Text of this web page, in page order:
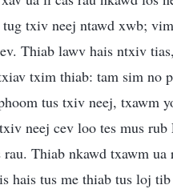
txiv neej ntawd xwb;
Thiab lawv hais ntxiv
txim thiab: tam sim no
tus txiv neej, txawm
neej cev loo tes mus
Thiab nkawd txawm
hais tus me thiab tus loj